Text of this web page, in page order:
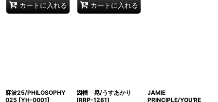
カートに入れる カートに入れる
麻波25/PHILOSOPHY
025 [YH-0001]
因幡 晃/うすあかり
[RRP-1281]
JAMIE
PRINCIPLE/YOU'RE